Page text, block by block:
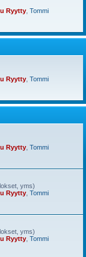
Ryytty Tommi
Ryytty Tommi
Ryytty Tommi
yms)
Ryytty Tommi
yms)
Ryytty Tommi